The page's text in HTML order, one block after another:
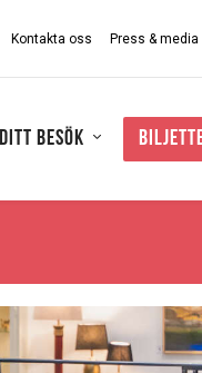
Kontakta oss Press & media
besök